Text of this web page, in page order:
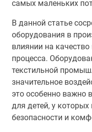
самых маленьких
В данной статье
оборудования в
влиянии на
процесса.
текстильной
значительное
это особенно важно
для детей, у
безопасности и